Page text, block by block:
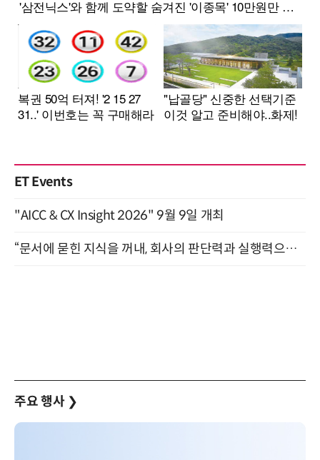
ET Events
"AICC & CX Insight 2026" 9월 9일 개최
“문서에 묻힌 지식을 꺼내, 회사의 판단력과 실행력으로 바꾸다” (8/20)
주요 행사 ❯